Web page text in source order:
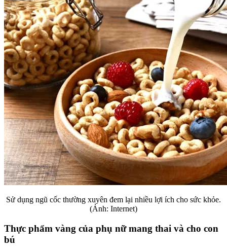
Sử dụng ngũ cốc thường xuyên đem lại nhiều lợi ích cho sức khỏe.
(Ảnh: Internet)
Thực phẩm vàng của phụ nữ mang thai và cho con
bú